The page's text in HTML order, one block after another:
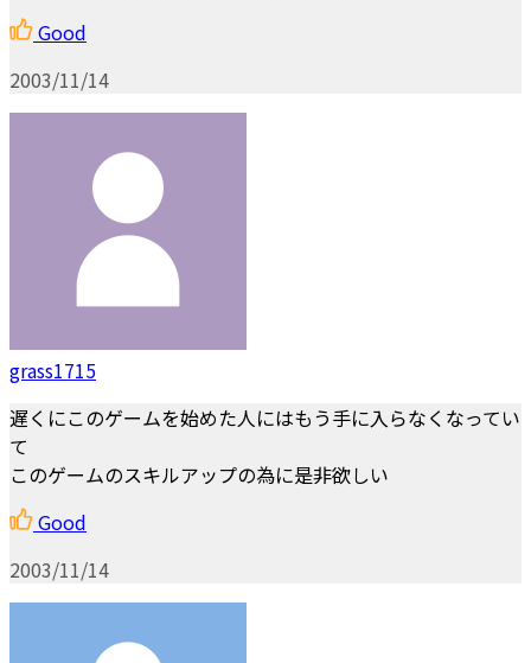
Good
2003/11/14
grass1715
遅くにこのゲームを始めた人にはもう手に入らなくなってい
て
このゲームのスキルアップの為に是非欲しい
Good
2003/11/14